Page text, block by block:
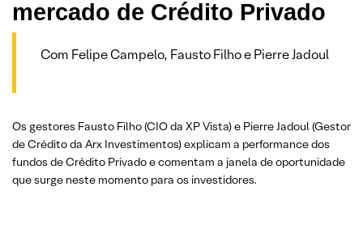
mercado de Crédito Privado
Com Felipe Campelo, Fausto Filho e Pierre Jadoul
Os gestores Fausto Filho (CIO da XP Vista) e Pierre Jadoul (Gestor
de Crédito da Arx Investimentos) explicam a performance dos
fundos de Crédito Privado e comentam a janela de oportunidade
que surge neste momento para os investidores.